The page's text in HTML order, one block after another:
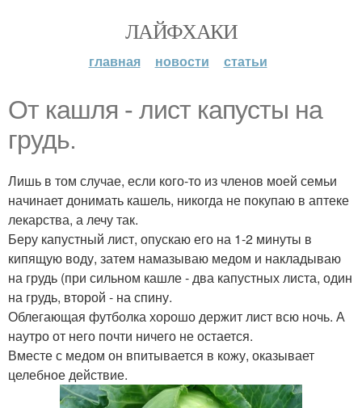
ЛАЙФХАКИ
главная новости статьи
От кашля - лист капусты на
грудь.
Лишь в том случае, если кого-то из членов моей семьи
начинает донимать кашель, никогда не покупаю в аптеке
лекарства, а лечу так.
Беру капустный лист, опускаю его на 1-2 минуты в
кипящую воду, затем намазываю медом и накладываю
на грудь (при сильном кашле - два капустных листа, один
на грудь, второй - на спину.
Облегающая футболка хорошо держит лист всю ночь. А
наутро от него почти ничего не остается.
Вместе с медом он впитывается в кожу, оказывает
целебное действие.